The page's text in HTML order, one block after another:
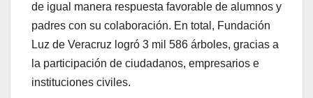
de igual manera respuesta favorable de alumnos y
padres con su colaboración. En total, Fundación
Luz de Veracruz logró 3 mil 586 árboles, gracias a
la participación de ciudadanos, empresarios e
instituciones civiles.